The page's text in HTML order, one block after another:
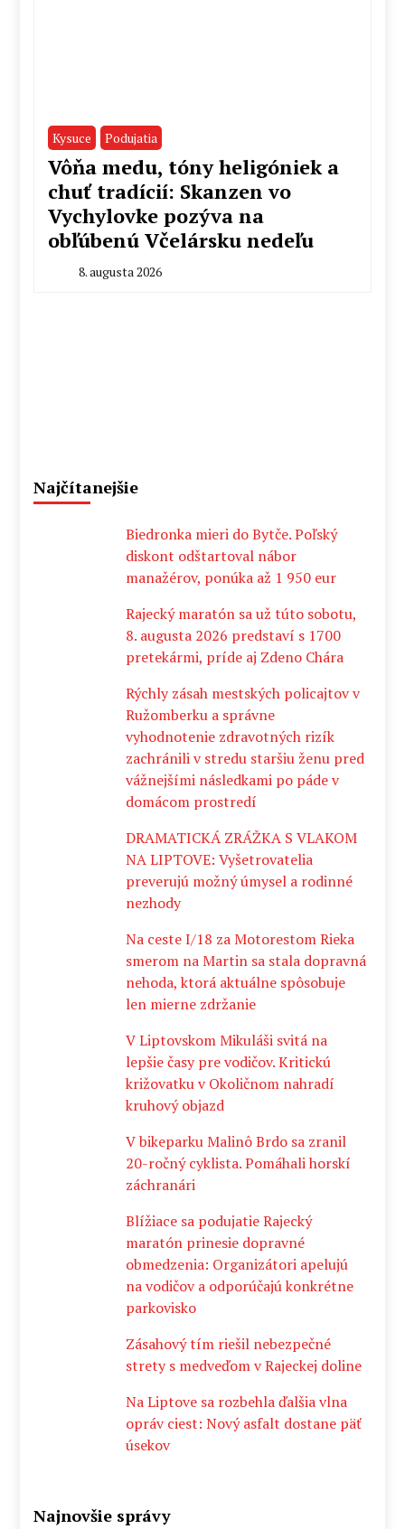
Kysuce Podujatia
Vôňa medu, tóny heligóniek a
chuť tradícií: Skanzen vo
Vychylovke pozýva na
obľúbenú Včelársku nedeľu
8. augusta 2026
Najčítanejšie
Biedronka mieri do Bytče. Poľský
diskont odštartoval nábor
manažérov, ponúka až 1 950 eur
Rajecký maratón sa už túto sobotu,
8. augusta 2026 predstaví s 1700
pretekármi, príde aj Zdeno Chára
Rýchly zásah mestských policajtov v
Ružomberku a správne
vyhodnotenie zdravotných rizík
zachránili v stredu staršiu ženu pred
vážnejšími následkami po páde v
domácom prostredí
DRAMATICKÁ ZRÁŽKA S VLAKOM
NA LIPTOVE: Vyšetrovatelia
preverujú možný úmysel a rodinné
nezhody
Na ceste I/18 za Motorestom Rieka
smerom na Martin sa stala dopravná
nehoda, ktorá aktuálne spôsobuje
len mierne zdržanie
V Liptovskom Mikuláši svitá na
lepšie časy pre vodičov. Kritickú
križovatku v Okoličnom nahradí
kruhový objazd
V bikeparku Malinô Brdo sa zranil
20-ročný cyklista. Pomáhali horskí
záchranári
Blížiace sa podujatie Rajecký
maratón prinesie dopravné
obmedzenia: Organizátori apelujú
na vodičov a odporúčajú konkrétne
parkovisko
Zásahový tím riešil nebezpečné
strety s medveďom v Rajeckej doline
Na Liptove sa rozbehla ďalšia vlna
opráv ciest: Nový asfalt dostane päť
úsekov
Najnovšie správy